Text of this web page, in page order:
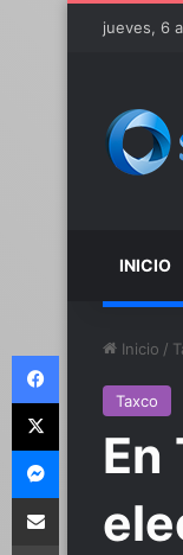
jueves, 6
INICIO
Inicio /
Taxco
En
Facebook
X
Messenger
Compartir por email
Imprimir